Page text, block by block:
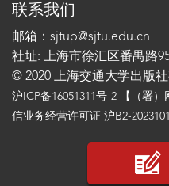
联系我们
邮箱：sjtup@sjtu.edu.cn
社址: 上海市徐汇区番禺路
© 2020 上海交通大学出版社
沪ICP备16051311号-2 【（署）
信业务经营许可证 沪B2-